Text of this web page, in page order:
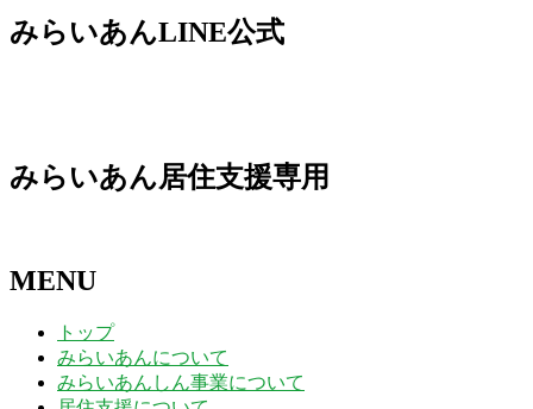
日 日 日 日 日 日 日
月
24 25 26
月
27
月
28 29 30
月
9
月
9
月 月
9
月
9
月
9
月
みらいあんLINE公式
みらいあん居住支援専用
MENU
トップ
みらいあんについて
みらいあんしん事業について